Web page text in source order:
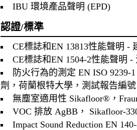
IBU 環境產品聲明 (EPD)
認證/標準
CE標誌和EN 13813性能聲明 -
CE標誌和EN 1504-2性能聲明
防火行為的測定 EN ISO 9239-
劑，荷蘭根特大學，測試報告編號
無塵室適用性 Sikafloor®，
VOC 排放 AgBB， Sikafloor-
Impact Sound Reduction EN